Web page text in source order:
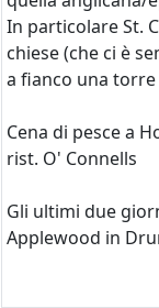
In particolare St.
chiese (che ci è
a fianco una torre
Cena di pesce a
rist. O' Connells
Gli ultimi due
Applewood in